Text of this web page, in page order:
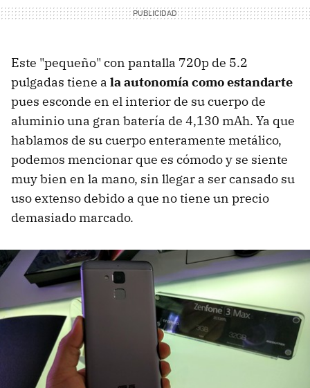
Este "pequeño" con pantalla 720p de 5.2
pulgadas tiene a la autonomía como estandarte
pues esconde en el interior de su cuerpo de
aluminio una gran batería de 4,130 mAh. Ya que
hablamos de su cuerpo enteramente metálico,
podemos mencionar que es cómodo y se siente
muy bien en la mano, sin llegar a ser cansado su
uso extenso debido a que no tiene un precio
demasiado marcado.